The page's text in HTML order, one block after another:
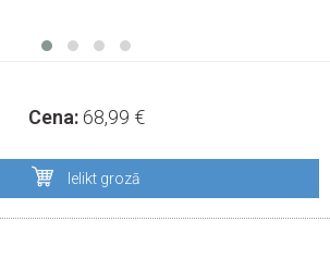
Cena: 68,99 €
Ielikt grozā